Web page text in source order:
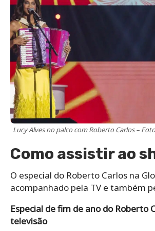
Lucy Alves no palco com Roberto Carlos –
Como assistir ao
O especial do Roberto Carlos na
acompanhado pela TV e também
Especial de fim de ano do Roberto
televisão